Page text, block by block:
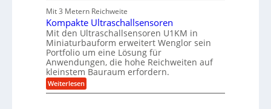
e
r
e
n
t
w
i
c
k
e
l
u
g
e
l
l
a
g
e
r
t
U
m
s
a
t
z
k
n
a
s
c
h
i
n
e
n
b
a
u
Mit 3 Metern Reichweite
Kompakte Ultraschallsensoren
Mit den Ultraschallsensoren U1KM in
Miniaturbauform erweitert Wenglor sein
Portfolio um eine Lösung für
Anwendungen, die hohe Reichweiten auf
kleinstem Bauraum erfordern.
Weiterlesen:
K